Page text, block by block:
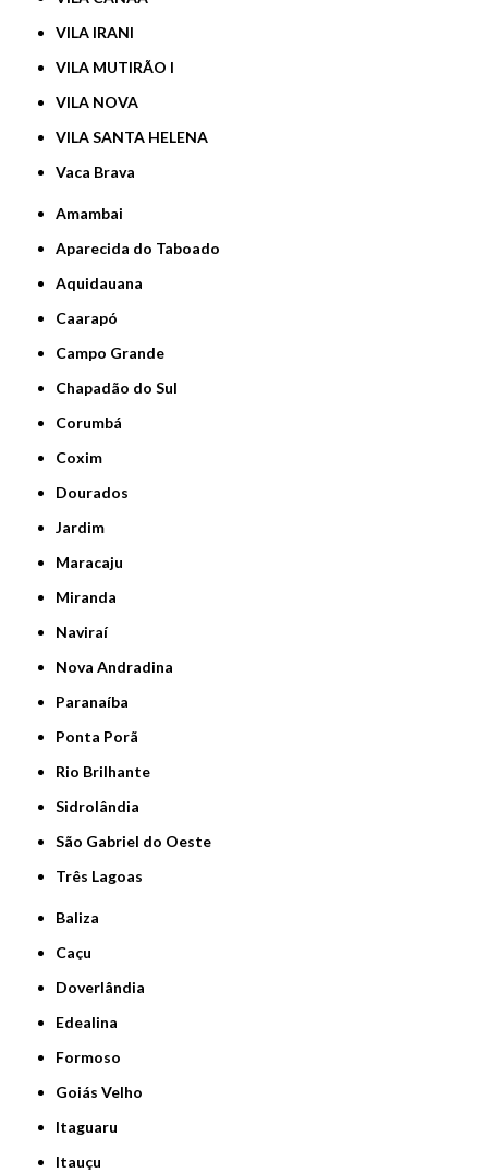
VILA IRANI
VILA MUTIRÃO I
VILA NOVA
VILA SANTA HELENA
Vaca Brava
Amambai
Aparecida do Taboado
Aquidauana
Caarapó
Campo Grande
Chapadão do Sul
Corumbá
Coxim
Dourados
Jardim
Maracaju
Miranda
Naviraí
Nova Andradina
Paranaíba
Ponta Porã
Rio Brilhante
Sidrolândia
São Gabriel do Oeste
Três Lagoas
Baliza
Caçu
Doverlândia
Edealina
Formoso
Goiás Velho
Itaguaru
Itauçu